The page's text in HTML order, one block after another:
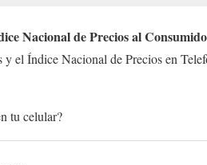
Nacional de Precios al
el Índice Nacional de Precios en
tu celular?